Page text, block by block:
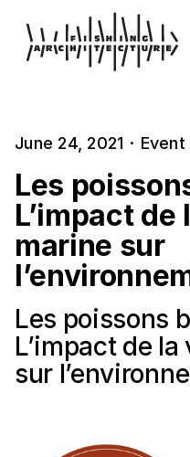
June 24, 2021 · Event
Les
L’impact
marine sur
Les poissons
L’impact de
sur